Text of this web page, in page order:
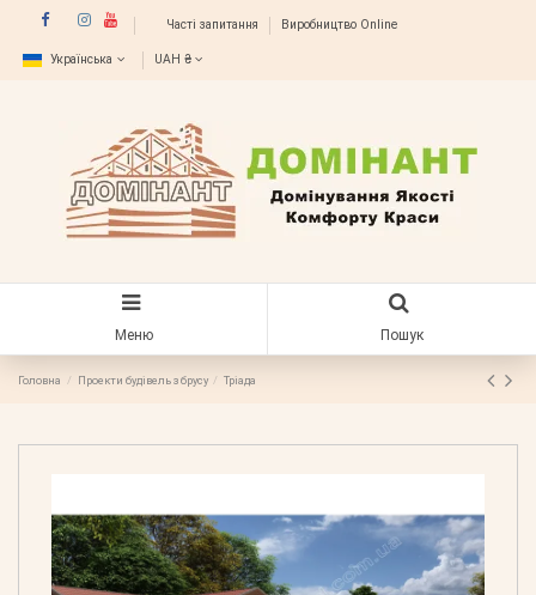
Часті запитання Виробництво Online
Українська UAH ₴
Меню Пошук
Головна Проекти будівель з брусу Тріада